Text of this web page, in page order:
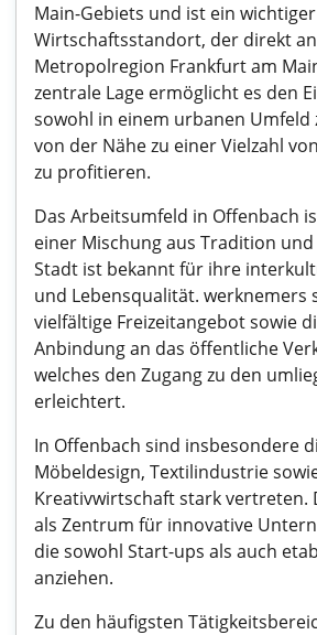
Main-Gebiets und ist ein wichtiger
Wirtschaftsstandort, der direkt
Metropolregion Frankfurt am
zentrale Lage ermöglicht es den
sowohl in einem urbanen Umfeld
von der Nähe zu einer Vielzahl
zu profitieren.
Das Arbeitsumfeld in Offenbach
einer Mischung aus Tradition
Stadt ist bekannt für ihre
und Lebensqualität. werknemers
vielfältige Freizeitangebot sowie
Anbindung an das öffentliche
welches den Zugang zu den
erleichtert.
In Offenbach sind insbesondere
Möbeldesign, Textilindustrie
Kreativwirtschaft stark vertreten.
als Zentrum für innovative
die sowohl Start-ups als auch
anziehen.
Zu den häufigsten